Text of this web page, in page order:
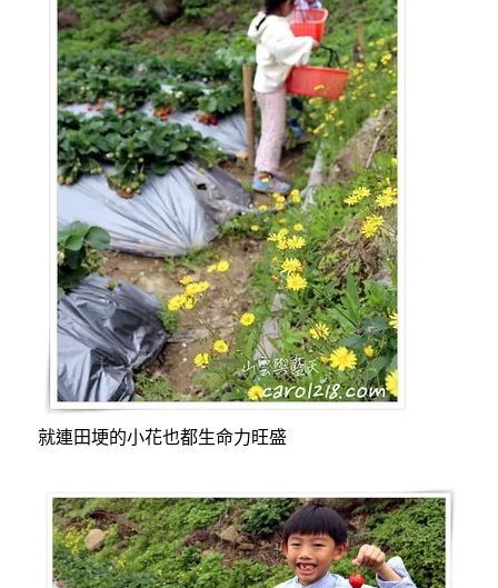
就連田埂的小花也都生命力旺盛